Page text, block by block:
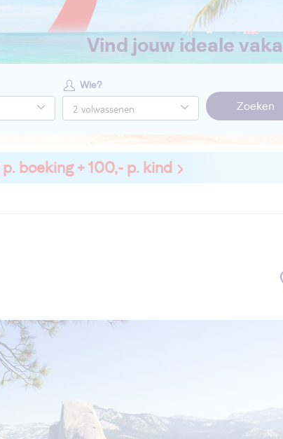
vind jouw ideale
Wie?
Zoeken
boeking + 100,- p. kind